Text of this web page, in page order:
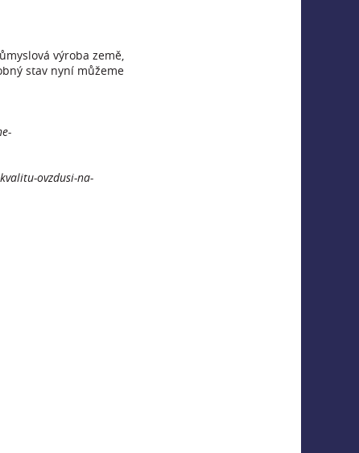
výroba země,
stav nyní můžeme
ovzdusi-na-